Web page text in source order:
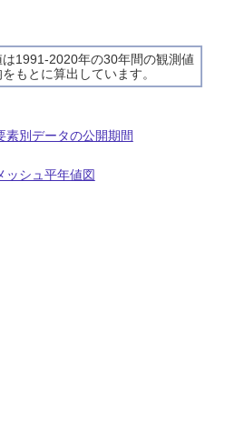
は1991-2020年の30年間の観測値
もとに算出しています。
素別データの公開期間
ッシュ平年値図